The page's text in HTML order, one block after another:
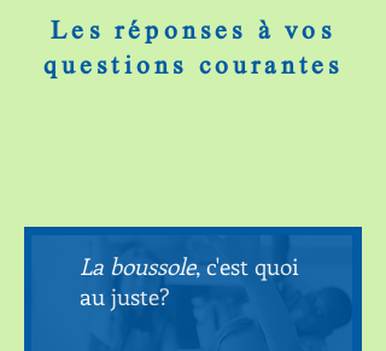
Les réponses à vos
questions courantes
La boussole, c'est quoi
au juste?